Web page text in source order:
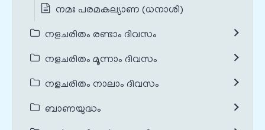
നമഃ പരമകല്യാണ (ധനാശി)
നളചരിതം രണ്ടാം ദിവസം
നളചരിതം മൂന്നാം ദിവസം
നളചരിതം നാലാം ദിവസം
ബാണയുദ്ധം